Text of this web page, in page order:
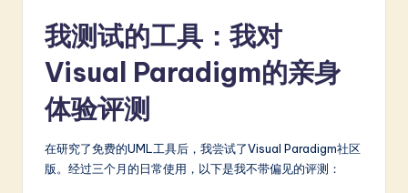
我测试的工具：我对
Visual Paradigm的亲身
体验评测
在研究了免费的UML工具后，我尝试了Visual Paradigm社区
版。经过三个月的日常使用，以下是我不带偏见的评测：